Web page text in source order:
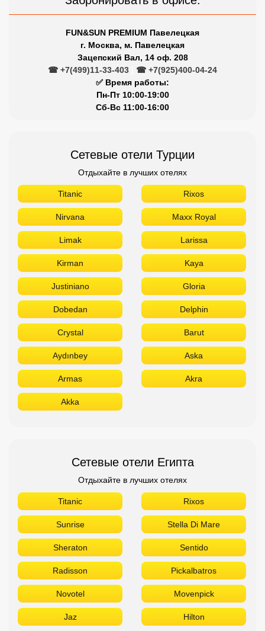
FUN&SUN PREMIUM Павелецкая
г. Москва, м. Павелецкая
Зацепский Вал, 14 оф. 208
☎ +7(499)11-33-403
☎ +7(925)400-04-24
✅ Время работы:
Пн-Пт 10:00-19:00
Сб-Вс 11:00-16:00
Сетевые отели Турции
Отдыхайте в лучших отелях
Titanic Rixos
Nirvana Maxx Royal
Limak Larissa
Kirman Kaya
Justiniano Gloria
Dobedan Delphin
Crystal Barut
Aydınbey Aska
Armas Akra
Akka
Сетевые отели Египта
Отдыхайте в лучших отелях
Titanic Rixos
Sunrise Stella Di Mare
Sheraton Sentido
Radisson Pickalbatros
Novotel Movenpick
Jaz Hilton